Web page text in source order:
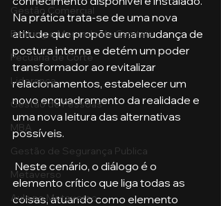
Gestão Comercial
Banking e Mercado de Capitais
Pecuária de Corte
Liderança
Gestão de Pessoas
MBA
Gestão de Segurança Publica
Metaverso
Aula no Metaverso
Na prática trata-se de uma nova
atitude que propõe uma mudança de
postura interna e detém um poder
transformador ao revitalizar
relacionamentos, estabelecer um
novo enquadramento da realidade e
uma nova leitura das alternativas
possíveis.
elemento crítico que liga todas as
coisas, atuando como elemento